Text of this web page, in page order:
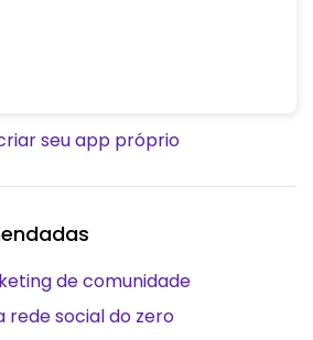
seu app próprio
de comunidade
rede social do zero